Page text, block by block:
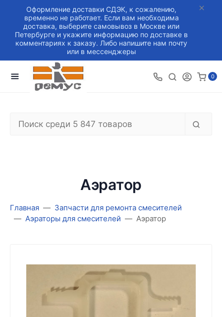
Оформление доставки СДЭК, к сожалению,
временно не работает. Если вам необходима
доставка, выберите самовывоз в Москве или
Петербурге и укажите информацию по доставке в
комментариях к заказу. Либо напишите нам почту
или в мессенджеры
0
Аэратор
Главная
Запчасти для ремонта смесителей
Аэраторы для смесителей
Аэратор